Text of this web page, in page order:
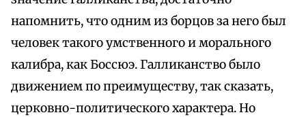
напомнить, что одним из борцов за него был
человек такого умственного и морального
калибра, как Боссюэ. Галликанство было
движением по преимуществу, так сказать,
церковно-политического характера. Но